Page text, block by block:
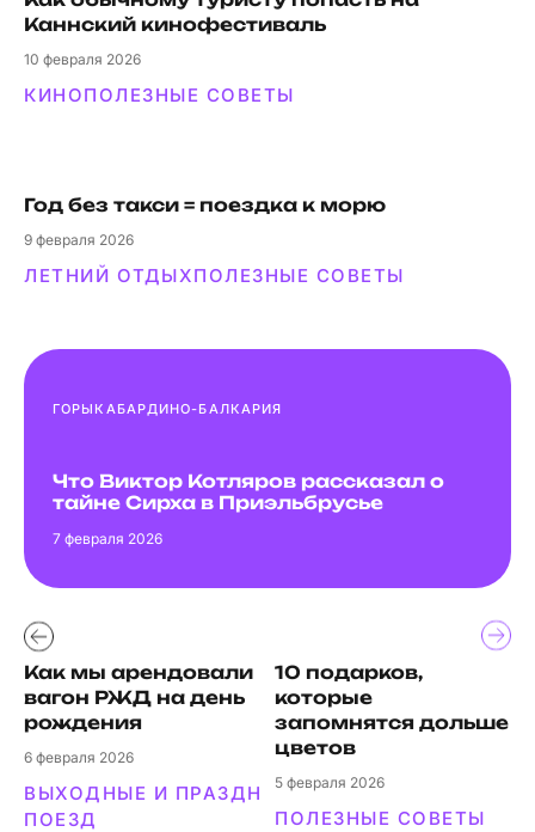
Каннский кинофестиваль
10 февраля 2026
КИНОПОЛЕЗНЫЕ СОВЕТЫ
Год без такси = поездка к морю
9 февраля 2026
ЛЕТНИЙ ОТДЫХПОЛЕЗНЫЕ СОВЕТЫ
Что Виктор Котляров рассказал о
тайне Сирха в Приэльбрусье
7 февраля 2026
ГОРЫ КАБАРДИНО-БАЛКАРИЯ
Как мы арендовали
вагон РЖД на день
рождения
6 февраля 2026
ВЫХОДНЫЕ И ПРАЗДНИКИ
ПОЕЗД
10 подарков,
которые
запомнятся дольше
цветов
5 февраля 2026
ПОЛЕЗНЫЕ СОВЕТЫ